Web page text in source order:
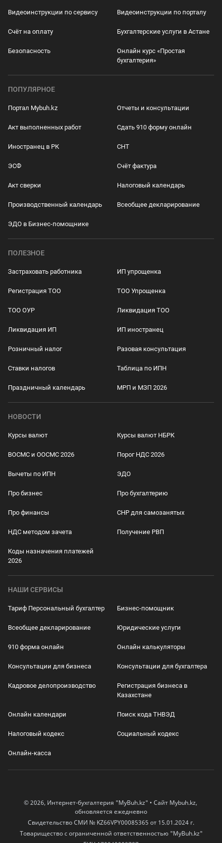
Видеоинструкции по сервису Видеоинструкции по порталу
Счёт на оплату Бухгалтерские услуги в Астане
Безопасность
Онлайн курс «Простая
бухгалтерия»
ПОПУЛЯРНОЕ
Портал Mybuh.kz Отчеты и консультации
Акт выполненных работ Сдать 910 форму онлайн
Иностранец в РК СНТ
ЭСФ Счёт фактура
Акт сверки Налоговый календарь
Производственный календарь Всеобщее декларирование
ЭДО в Бизнес-помощнике
ПОЛЕЗНОЕ
Застраховать работника ИП упрощенка
Регистрация ТОО ТОО Упрощенка
ТОО ОУР Ликвидация ТОО
Ликвидация ИП ИП иностранец
Розничный налог Разовая консультация
Ставки налогов Таблица по ИПН
Праздничный календарь МРП и МЗП 2026
НОВОСТИ
Курсы валют Курсы валют НБРК
ВОСМС и ООСМС 2026 Порог НДС 2026
Вычеты по ИПН ЭДО
Про бизнес Про бухгалтерию
Про финансы СНР для самозанятых
НДС методом зачета Получение РВП
Коды назначения платежей
2026
НАШИ СЕРВИСЫ
Тариф Персональный бухгалтер Бизнес-помощник
Всеобщее декларирование Юридические услуги
910 форма онлайн Онлайн калькуляторы
Консультации для бизнеса Консультации для бухгалтера
Кадровое делопроизводство
Регистрация бизнеса в
Казахстане
Онлайн календари Поиск кода ТНВЭД
Налоговый кодекс Социальный кодекс
Онлайн-касса
© 2026, Интернет-бухгалтерия "MyBuh.kz" • Сайт Mybuh.kz,
обновляется ежедневно
Свидетельство СМИ № KZ66VPY00085365 от 15.01.2024 г.
Товарищество с ограниченной ответственностью "MyBuh.kz"